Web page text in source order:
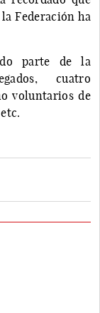
Federación ha
parte de la
cuatro
voluntarios de